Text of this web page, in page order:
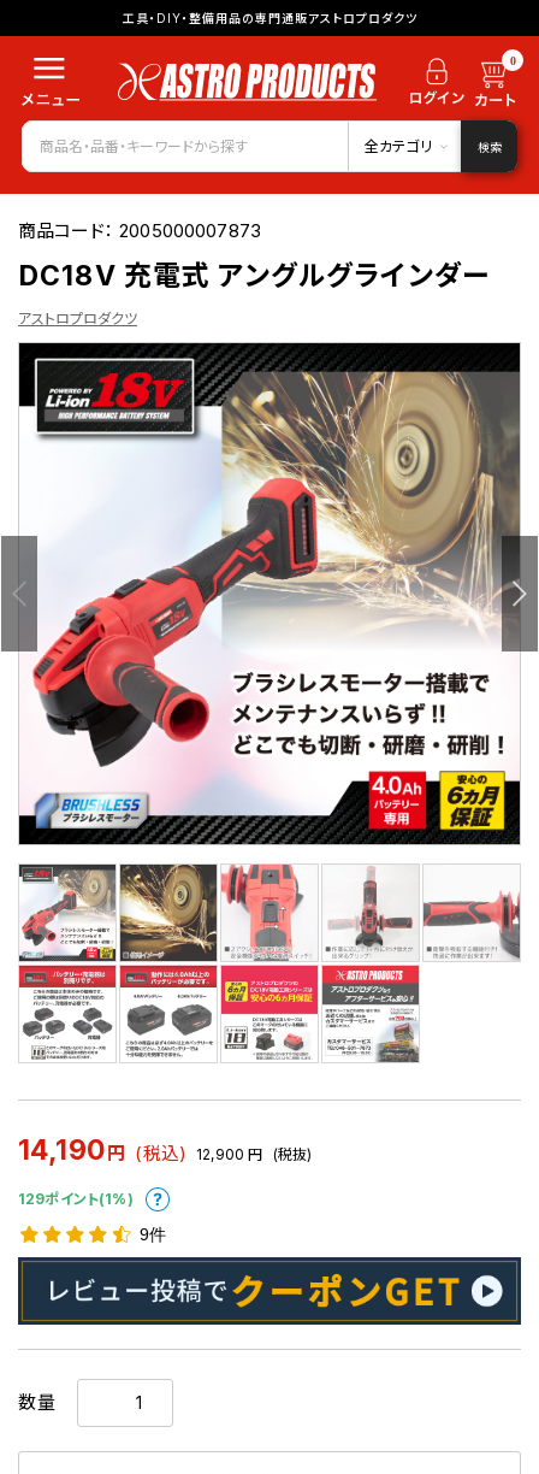
工具・DIY・整備用品の専門通販アストロプロダクツ
0
全カテゴリ 検索
商品コード：2005000007873
DC18V 充電式 アングルグラインダー
アストロプロダクツ
14,190 円 (税込) 12,900 円 (税抜)
129ポイント(1%)
9件
数量